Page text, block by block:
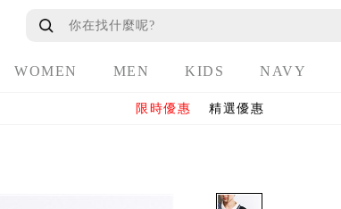
WOMEN MEN KIDS NAVY
限時優惠 精選優惠